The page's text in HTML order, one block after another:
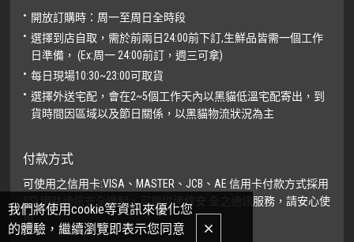
開放訂購時：周一至周日全時段
選擇到店自取，需於前兩日24:00前下訂,生鮮品皆需一個工作
日準備， (Ex:周一 24:00前訂，週三可拿)
每日現場10:30~23:00可取貨
選擇外送宅配，會在2~5個工作天內以黑貓低溫宅配寄出，到
貨時間因區域以及節日關係，以黑貓物流狀況為主
付款方式
可使用之信用卡:VISA、MASTER、JCB、AE 信用卡付款方式採用
SSL網路通訊安全機制，可提供連線安 全之通訊服務，請安心使
用
我們將使用cookie等資訊來優化您
的體驗，繼續瀏覽即表示您同意